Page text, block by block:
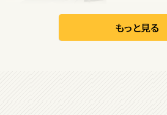
日産
リーフ
もっと見る